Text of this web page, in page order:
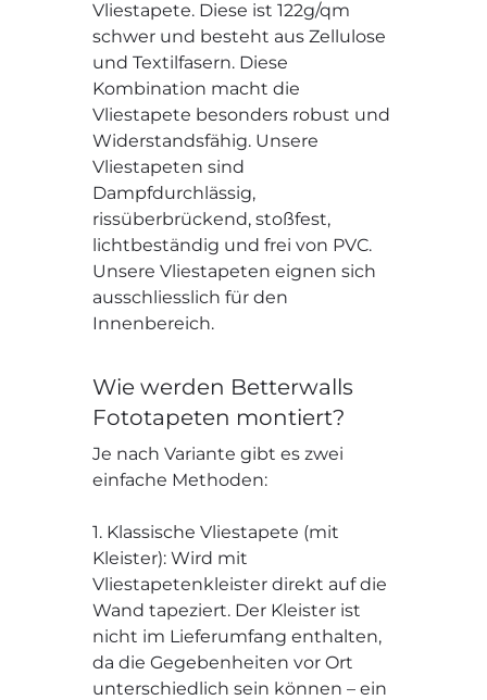
Vliestapete. Diese ist 122g/qm
schwer und besteht aus Zellulose
und Textilfasern. Diese
Kombination macht die
Vliestapete besonders robust und
Widerstandsfähig. Unsere
Vliestapeten sind
Dampfdurchlässig,
rissüberbrückend, stoßfest,
lichtbeständig und frei von PVC.
Unsere Vliestapeten eignen sich
ausschliesslich für den
Innenbereich.
Wie werden Betterwalls
Fototapeten montiert?
Je nach Variante gibt es zwei
einfache Methoden:
1. Klassische Vliestapete (mit
Kleister): Wird mit
Vliestapetenkleister direkt auf die
Wand tapeziert. Der Kleister ist
nicht im Lieferumfang enthalten,
da die Gegebenheiten vor Ort
unterschiedlich sein können – ein